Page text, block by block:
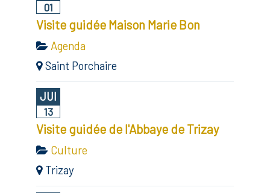
01
Visite guidée Maison Marie Bon
Agenda
Saint Porchaire
JUI
13
Visite guidée de l'Abbaye de Trizay
Culture
Trizay